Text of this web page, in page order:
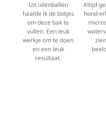
Uit uilenballen
haalde ik de botjes
om deze bak te
vullen. Een leuk
werkje om te doen
en een leuk
resultaat.
Altijd
hond